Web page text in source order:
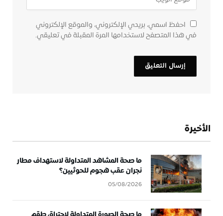
احفظ اسمي، بريدي الإلكتروني، والموقع الإلكتروني
في هذا المتصفح لاستخدامها المرة المقبلة في تعليقي.
الأخيرة
ما صحة المشاهد المتداولة لاستهداف مطار
نجران عقب هجوم للحوثيين؟
05/08/2026